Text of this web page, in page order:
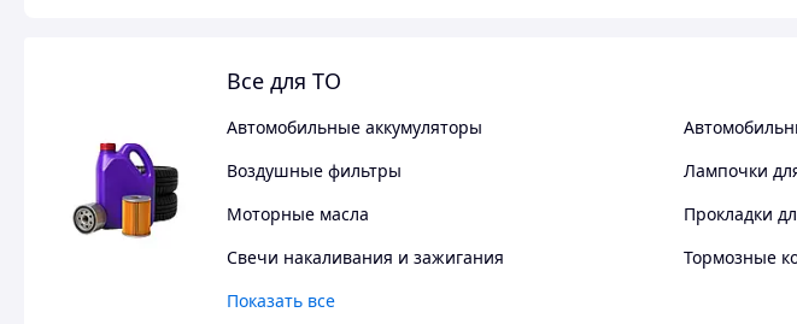
Все для ТО
Автомобильные аккумуляторы
Воздушные фильтры
Лампочки
Моторные масла
Прокладки
Свечи накаливания и зажигания
Тормозные
Показать все